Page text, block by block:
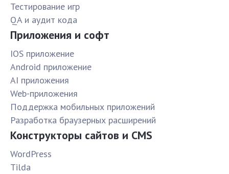
Тестирование игр
QA и аудит кода
Приложения и софт
IOS приложение
Android приложение
AI приложения
Web-приложения
Поддержка мобильных приложений
Разработка браузерных расширений
Конструкторы сайтов и CMS
WordPress
Tilda